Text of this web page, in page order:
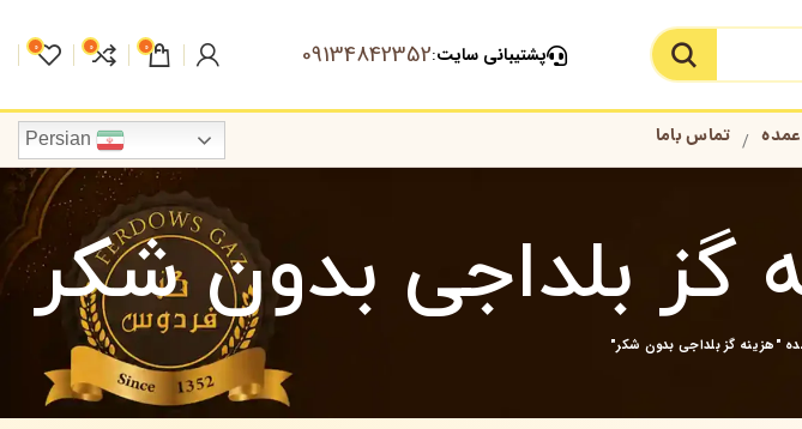
پشتیبانی سایت:
09134842352
0
0
0
تماس باما
گز بلداجی بدون شکر
"هزینه گز بلداجی بدون شکر"